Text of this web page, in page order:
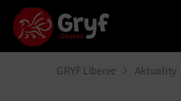
GRYF Liberec Aktuality